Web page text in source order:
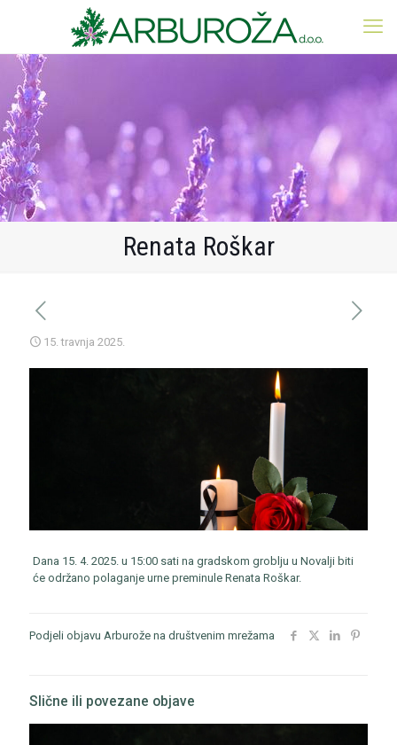
Renata Roškar
15. travnja 2025.
Dana 15. 4. 2025. u 15:00 sati na gradskom groblju u Novalji biti
će održano polaganje urne preminule Renata Roškar.
Podjeli objavu Arburože na društvenim mrežama
Slične ili povezane objave